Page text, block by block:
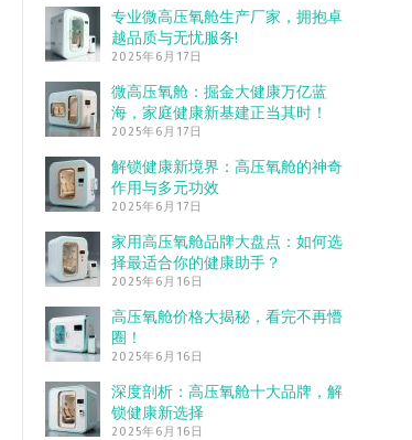
专业微高压氧舱生产厂家，拥抱卓
越品质与无忧服务!
2025年6月17日
微高压氧舱：掘金大健康万亿蓝
海，家庭健康新基建正当其时！
2025年6月17日
解锁健康新境界：高压氧舱的神奇
作用与多元功效
2025年6月17日
家用高压氧舱品牌大盘点：如何选
择最适合你的健康助手？
2025年6月16日
高压氧舱价格大揭秘，看完不再懵
圈！
2025年6月16日
深度剖析：高压氧舱十大品牌，解
锁健康新选择
2025年6月16日